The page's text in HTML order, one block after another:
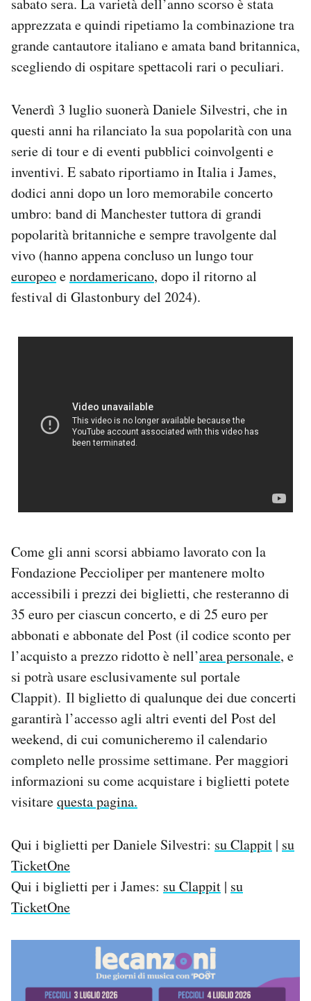
sabato sera. La varietà dell’anno scorso è stata
apprezzata e quindi ripetiamo la combinazione tra
grande cantautore italiano e amata band britannica,
scegliendo di ospitare spettacoli rari o peculiari.
Venerdì 3 luglio suonerà Daniele Silvestri, che in
questi anni ha rilanciato la sua popolarità con una
serie di tour e di eventi pubblici coinvolgenti e
inventivi. E sabato riportiamo in Italia i James,
dodici anni dopo un loro memorabile concerto
umbro: band di Manchester tuttora di grandi
popolarità britanniche e sempre travolgente dal
vivo (hanno appena concluso un lungo tour
europeoenordamericano, dopo il ritorno al
festival di Glastonbury del 2024).
Come gli anni scorsi abbiamo lavorato con la
Fondazione Peccioliper per mantenere molto
accessibili i prezzi dei biglietti, che resteranno di
35 euro per ciascun concerto, e di 25 euro per
abbonati e abbonate del Post (il codice sconto per
l’acquisto a prezzo ridotto è nell’area personale, e
si potrà usare esclusivamente sul portale
Clappit). Il biglietto di qualunque dei due concerti
garantirà l’accesso agli altri eventi del Post del
weekend, di cui comunicheremo il calendario
completo nelle prossime settimane. Per maggiori
informazioni su come acquistare i biglietti potete
visitarequesta pagina.
Qui i biglietti per Daniele Silvestri: su Clappit | su
TicketOne
Qui i biglietti per i James: su Clappit | su
TicketOne